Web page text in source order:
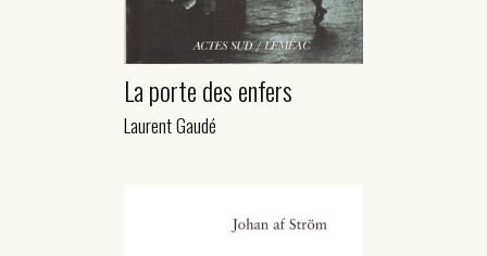
La porte des enfers
Laurent Gaudé